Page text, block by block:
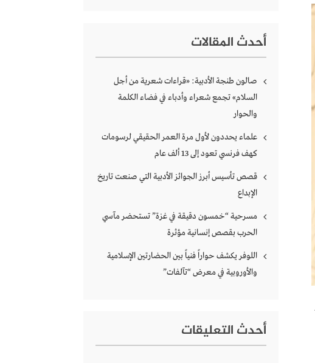
أحدث المقالات
صالون طنجة الأدبية: «قراءات شعرية من أجل
السلام» تجمع شعراء وأدباء في فضاء الكلمة
والحوار
علماء يحددون لأول مرة العمر الحقيقي لرسومات
كهف فرنسي تعود إلى 13 ألف عام
قصص تأسيس أبرز الجوائز الأدبية التي صنعت تاريخ
الإبداع
مسرحية “خمسون دقيقة في غزة” تستحضر مآسي
الحرب بقصص إنسانية مؤثرة
اللوفر يكشف حواراً فنياً بين الحضارتين الإسلامية
والأوروبية في معرض “تآلفات”
أحدث التعليقات